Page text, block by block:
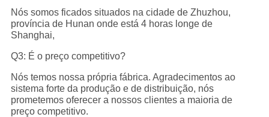
Nós somos ficados situados na cidade de Zhuzhou,
província de Hunan onde está 4 horas longe de
Shanghai,
Q3: É o preço competitivo?
Nós temos nossa própria fábrica. Agradecimentos ao
sistema forte da produção e de distribuição, nós
prometemos oferecer a nossos clientes a maioria de
preço competitivo.